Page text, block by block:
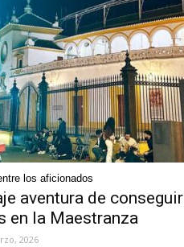
los aficionados
aventura de conseguir
en la Maestranza
2026